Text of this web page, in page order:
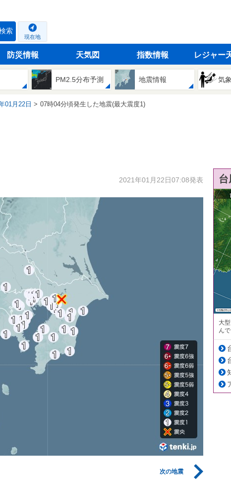
索
現在地
防災情報 天気図 指数情報 レジャー
PM2.5分布予測 地震情報 気
01月22日 07時04分頃発生した地震(最大震度1)
2021年01月22日07:08発表
次の地震
大
ん